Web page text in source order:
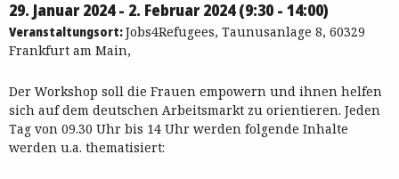
29. Januar 2024 - 2. Februar 2024 (9:30 - 14:00)
Veranstaltungsort:Jobs4Refugees, Taunusanlage 8, 60329
Frankfurt am Main,
Der Workshop soll die Frauen empowern und ihnen helfen
sich auf dem deutschen Arbeitsmarkt zu orientieren. Jeden
Tag von 09.30 Uhr bis 14 Uhr werden folgende Inhalte
werden u.a. thematisiert: